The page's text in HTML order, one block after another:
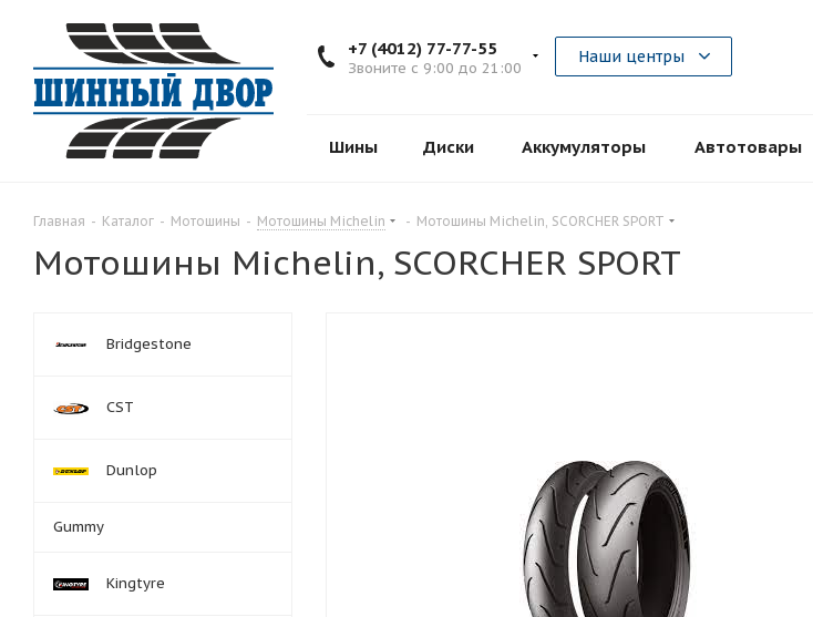
+7 (4012) 77-77-55
Звоните с 9:00 до 21:00
Наши центры
Шины Диски Аккумуляторы Автотовары
Главная - Каталог - Мотошины - Мотошины Michelin - Мотошины Michelin, SCORCHER SPORT
Мотошины Michelin, SCORCHER SPORT
Bridgestone
CST
Dunlop
Gummy
Kingtyre